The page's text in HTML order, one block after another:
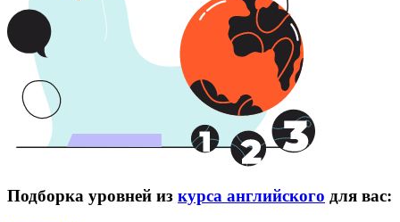
Подборка уровней из курса английского для вас: